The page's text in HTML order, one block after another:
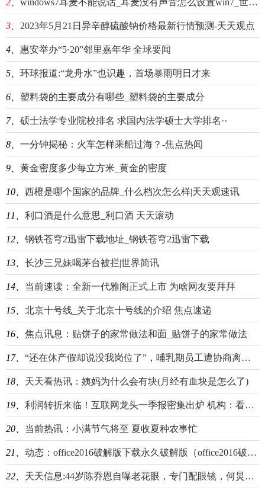
2、 windows7耳麦不能说话_耳麦没有声音怎么设置win7_世界观点
3、 2023年5月21日异辛醇硫酸钠价格最新行情预测-天天观点
4、 惠安举办“5·20”邻里嘉年华 全球要闻
5、 环球报道:“龙舟水”也识趣，首场暴雨明日才来
6、 塑料袋的主要成分有哪些_塑料袋的主要成分
7、 硕士法学专业院校排名 求国内法学硕士大学排名··
8、 一分钟揭秘：火车怎样乘船过海？-焦点热闻
9、 黄金密度多少每立方米_黄金的密度
10、 西橙是哪个国家的品牌_什么档次怎么样|天天观速讯
11、 利口酒是什么意思_利口酒 天天滚动
12、 钢铁苍穹2迅雷下载地址_钢铁苍穹2迅雷下载
13、 长沙三兄妹喝茅台被拦|世界简讯
14、 当前速读：全新一代雅阁正式上市 为啥网友要拜拜
15、 北京十号线_关于北京十号线的介绍 焦点速递
16、 焦点讯息：贴饼子的家常做法和面_贴饼子的家常做法
17、 “还在休产假却说没我岗位了”，哺乳期员工遭协商离职：本来裁不到你头上|当前观察
18、 天天看热讯：姨妈为什么会有块(月经有血块是怎么了)
19、 利润转折来临！互联网龙头一季报密集出炉 机构：看好港股配置价值
20、 当前热讯：小满节气将至 夏收夏种农事忙
21、 动态：office2016破解版下载永久破解版（office2016破解版）
22、 天天信息:44岁陈乔恩自曝老花眼，专门配眼镜，何炅感慨有点早，万茜一脸懵